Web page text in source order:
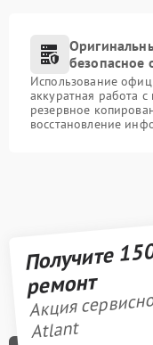
безопасное
Использование
аккуратная работа
резервное
восстановление
Получите
ремонт
Акция
Atlant